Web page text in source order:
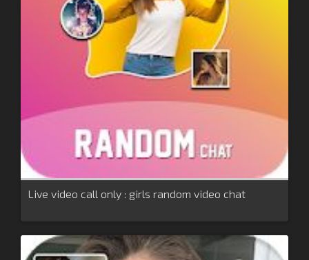
Live video call only : girls random video chat